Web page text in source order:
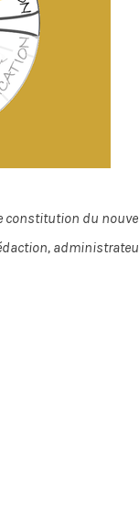
constitution du